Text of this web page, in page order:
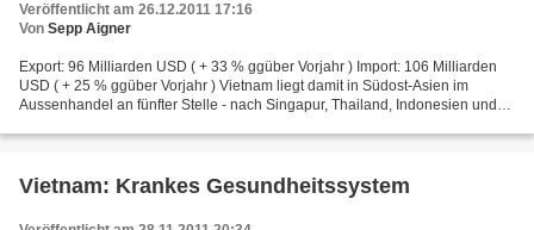
Veröffentlicht am 26.12.2011 17:16
Von Sepp Aigner
Export: 96 Milliarden USD ( + 33 % ggüber Vorjahr ) Import: 106 Milliarden
USD ( + 25 % ggüber Vorjahr ) Vietnam liegt damit in Südost-Asien im
Aussenhandel an fünfter Stelle - nach Singapur, Thailand, Indonesien und
Vietnam: Krankes Gesundheitssystem